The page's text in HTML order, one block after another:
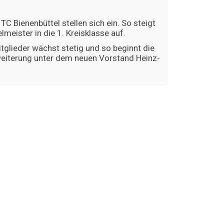
Bienenbüttel stellen sich ein. So steigt
in die 1. Kreisklasse auf.
wächst stetig und so beginnt die
unter dem neuen Vorstand Heinz-